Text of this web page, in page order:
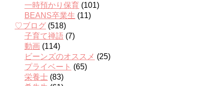
一時預かり保育 (101)
BEANS卒業生 (11)
♡ブログ (518)
子育て禅語 (7)
動画 (114)
ビーンズのオススメ (25)
プライベート (65)
栄養士 (83)